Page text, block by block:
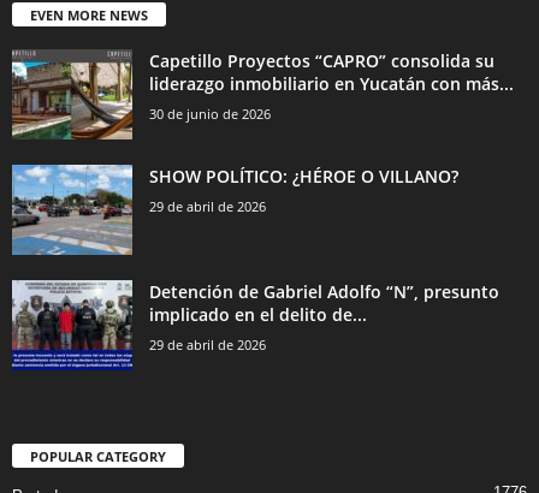
EVEN MORE NEWS
Capetillo Proyectos “CAPRO” consolida su
liderazgo inmobiliario en Yucatán con más...
30 de junio de 2026
SHOW POLÍTICO: ¿HÉROE O VILLANO?
29 de abril de 2026
Detención de Gabriel Adolfo “N”, presunto
implicado en el delito de...
29 de abril de 2026
POPULAR CATEGORY